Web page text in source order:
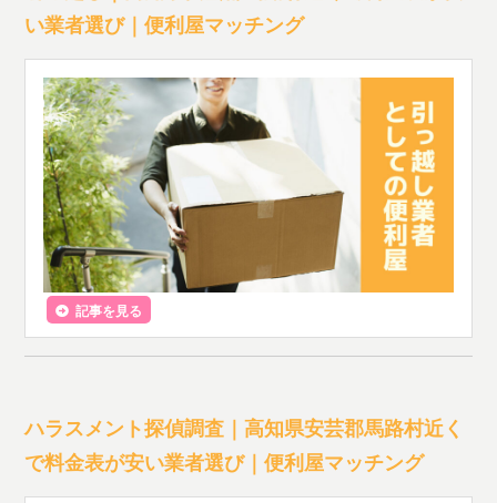
い業者選び｜便利屋マッチング
記事を見る
ハラスメント探偵調査｜高知県安芸郡馬路村近く
で料金表が安い業者選び｜便利屋マッチング